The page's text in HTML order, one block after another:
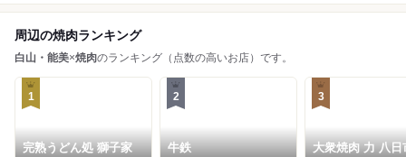
周辺の焼肉ランキング
白山・能美×焼肉のランキング（点数の高いお店）です。
1
完熟うどん処 獅子家
2
牛鉄
3
大衆焼肉 力 八日